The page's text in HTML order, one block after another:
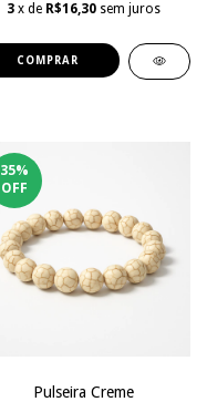
3 x de R$16,30 sem juros
35%
OFF
Pulseira Creme